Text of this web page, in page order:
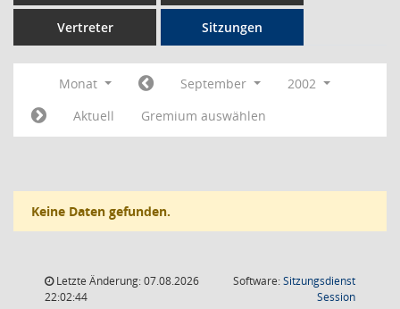
Vertreter Sitzungen
Monat September
2002
Aktuell
Gremium auswählen
Keine Daten gefunden.
Letzte Änderung: 07.08.2026
22:02:44
Software:Sitzungsdienst
Session(Wird in